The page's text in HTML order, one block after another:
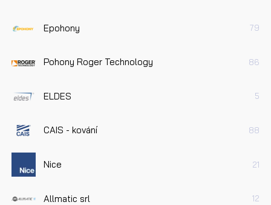
Epohony 79
Pohony Roger Technology 86
ELDES 5
CAIS - kování 88
Nice 21
Allmatic srl 12